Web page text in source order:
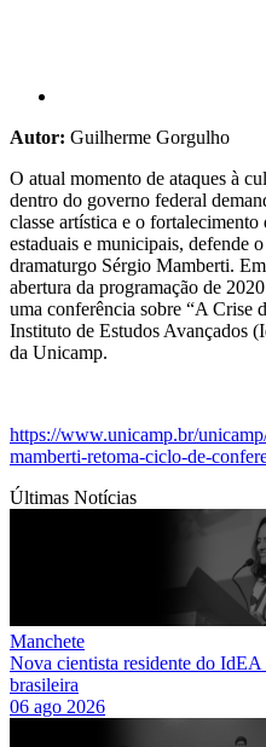
Autor: Guilherme Gorgulho
O atual momento de ataques à
dentro do governo federal
classe artística e o
estaduais e municipais, defende
dramaturgo Sérgio Mamberti.
abertura da programação de
uma conferência sobre “A Crise
Instituto de Estudos Avançados
da Unicamp.
https://www.unicamp.br/
mamberti-retoma-ciclo-de-
Últimas Notícias
Manchete
Nova cientista residente do IdEA
brasileira
06 ago 2026